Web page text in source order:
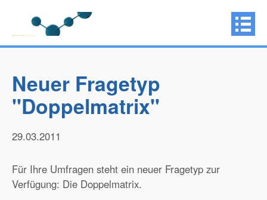
Neuer Fragetyp
"Doppelmatrix"
29.03.2011
Für Ihre Umfragen steht ein neuer Fragetyp zur
Verfügung: Die Doppelmatrix.